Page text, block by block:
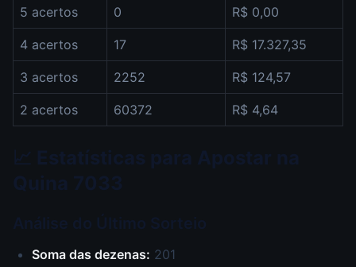
5 acertos 0 R$ 0,00
4 acertos 17 R$ 17.327,35
3 acertos 2252 R$ 124,57
2 acertos 60372 R$ 4,64
Soma das dezenas: 201